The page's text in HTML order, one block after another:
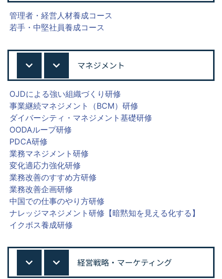
管理者・経営人材養成コース
若手・中堅社員養成コース
マネジメント
OJDによる強い組織づくり研修
事業継続マネジメント（BCM）研修
ダイバーシティ・マネジメント基礎研修
OODAループ研修
PDCA研修
業務マネジメント研修
変化適応力強化研修
業務改善のすすめ方研修
業務改善企画研修
中国での仕事のやり方研修
ナレッジマネジメント研修【暗黙知を見える化する】
イクボス養成研修
経営戦略・マーケティング